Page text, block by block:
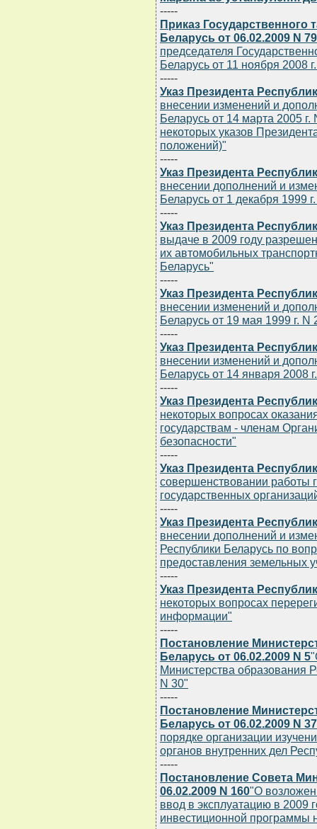
-----
Приказ Государственного
Беларусь от 06.02.2009 N
председателя
Беларусь от 11 ноября 2008
-----
Указ Президента
внесении изменений и
Беларусь от 14 марта 2005
некоторых указов
положений)"
-----
Указ Президента
внесении дополнений и
Беларусь от 1 декабря 1999
-----
Указ Президента
выдаче в 2009 году
их автомобильных
Беларусь"
-----
Указ Президента
внесении изменений и
Беларусь от 19 мая 1999 г. N
-----
Указ Президента
внесении изменений и
Беларусь от 14 января 2008
-----
Указ Президента
некоторых вопросах
государствам - членам
безопасности"
-----
Указ Президента
совершенствовании работы
государственных
-----
Указ Президента
внесении дополнений и
Республики Беларусь по
предоставления земельных
-----
Указ Президента
некоторых вопросах
информации"
-----
Постановление
Беларусь от 06.02.2009 N 5
Министерства образования
N 30"
-----
Постановление
Беларусь от 06.02.2009 N 37
порядке организации
органов внутренних дел
-----
Постановление Совета
06.02.2009 N 160"О
ввод в эксплуатацию в 2009
инвестиционной программы